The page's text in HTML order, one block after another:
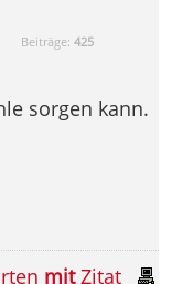
Beiträge:425
sorgen kann.
mitZitat